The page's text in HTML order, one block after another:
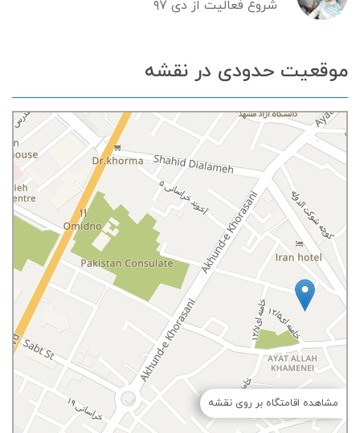
شروع فعالیت از دی ۹۷
موقعیت حدودی در نقشه
مشاهده اقامتگاه بر روی نقشه